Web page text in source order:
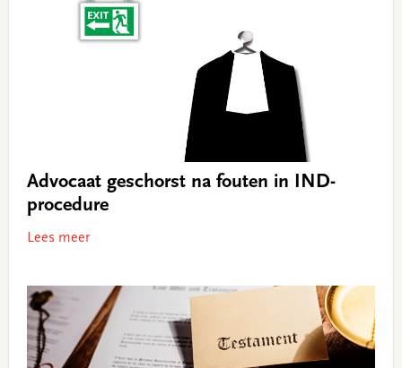
Advocaat geschorst na fouten in IND-
procedure
Lees meer